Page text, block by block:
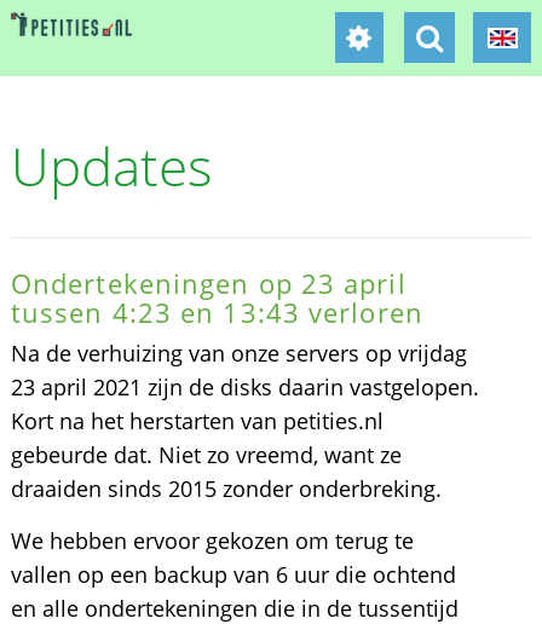
Updates
Ondertekeningen op 23 april
tussen 4:23 en 13:43 verloren
Na de verhuizing van onze servers op vrijdag
23 april 2021 zijn de disks daarin vastgelopen.
Kort na het herstarten van petities.nl
gebeurde dat. Niet zo vreemd, want ze
draaiden sinds 2015 zonder onderbreking.
We hebben ervoor gekozen om terug te
vallen op een backup van 6 uur die ochtend
en alle ondertekeningen die in de tussentijd